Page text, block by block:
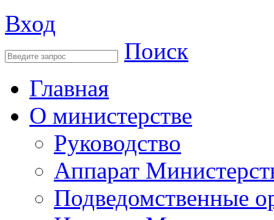
Вход
Поиск
Главная
О министерстве
Руководство
Аппарат
Подведомственные